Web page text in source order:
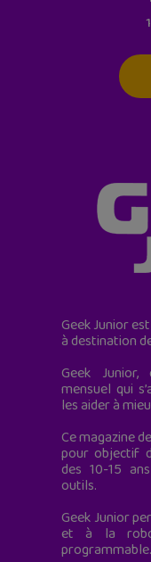
Geek Junior
à destination
Geek
mensuel qui
les aider à
Ce magazine
pour objectif
des 10-15
outils.
Geek Junior
et à la
programmable.